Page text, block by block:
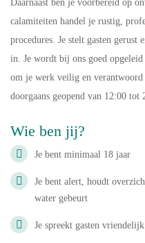
Daarnaast ben je voorbereid op
calamiteiten handel je rustig,
procedures. Je stelt gasten gerust
in. Je wordt bij ons goed
om je werk veilig en
doorgaans geopend van 12:00 tot
Wie ben jij?
Je bent minimaal 18 jaar
Je bent alert, houdt
water gebeurt
Je spreekt gasten